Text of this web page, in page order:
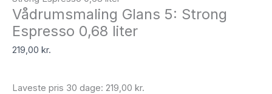
Vådrumsmaling Glans 5: Strong
Espresso 0,68 liter
219,00 kr.
Laveste pris 30 dage: 219,00 kr.